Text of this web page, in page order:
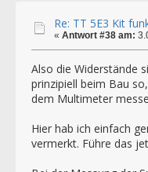
Re: TT 5E3 Kit
« Antwort #38 am:
Also die Widerstände
prinzipiell beim Bau
dem Multimeter
Hier hab ich einfach
vermerkt. Führe das